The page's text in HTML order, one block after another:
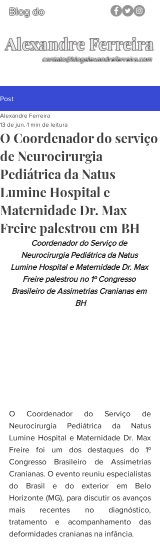
Blog do
Alexandre Ferreira
contato@blogalexandreferreira.com
Post
O Coordenador do serviço
de Neurocirurgia
Pediátrica da Natus
Lumine Hospital e
Maternidade Dr. Max
Freire palestrou em BH
Alexandre Ferreira
13 de jun. 1 min de leitura
Coordenador do Serviço de
Neurocirurgia Pediátrica da Natus
Lumine Hospital e Maternidade Dr. Max
Freire palestrou no 1º Congresso
Brasileiro de Assimetrias Cranianas em
BH
O Coordenador do Serviço de
Neurocirurgia Pediátrica da Natus
Lumine Hospital e Maternidade Dr. Max
Freire foi um dos destaques do 1º
Congresso Brasileiro de Assimetrias
Cranianas. O evento reuniu especialistas
do Brasil e do exterior em Belo
Horizonte (MG), para discutir os avanços
mais recentes no diagnóstico,
tratamento e acompanhamento das
deformidades cranianas na infância.